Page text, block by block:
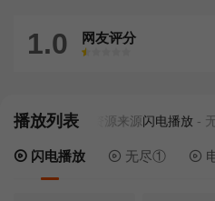
1.0 网友评分
很差
较差还行推荐力荐
播放列表当前资源来源闪电播放- 无
闪电播放 无尽①